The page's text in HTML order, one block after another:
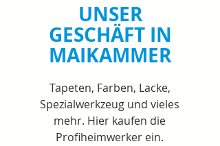
UNSER
GESCHÄFT IN
MAIKAMMER
Tapeten, Farben, Lacke,
Spezialwerkzeug und vieles
mehr. Hier kaufen die
Profiheimwerker ein.